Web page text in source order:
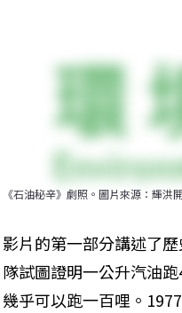
《石油秘辛》劇照。圖片來源：輝洪
影片的第一部分講述了
隊試圖證明一公升汽油
幾乎可以跑一百哩。